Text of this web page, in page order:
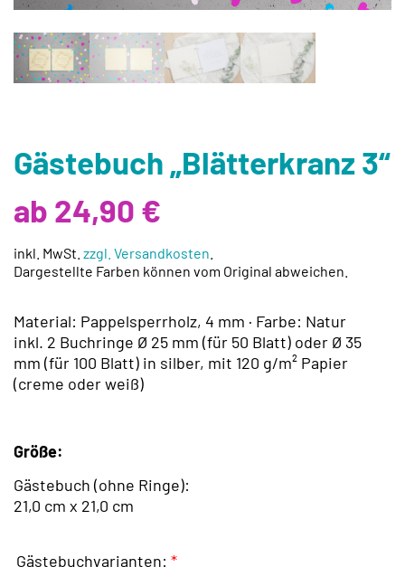
Gästebuch „Blätterkranz 3“
ab 24,90 €
inkl. MwSt. zzgl. Versandkosten
Dargestellte Farben können vom Original abweichen.
Material: Pappelsperrholz, 4 mm · Farbe: Natur
inkl. 2 Buchringe Ø 25 mm (für 50 Blatt) oder Ø 35
mm (für 100 Blatt) in silber, mit 120 g/m² Papier
(creme oder weiß)
Größe:
Gästebuch (ohne Ringe):
21,0 cm x 21,0 cm
Gästebuchvarianten: *